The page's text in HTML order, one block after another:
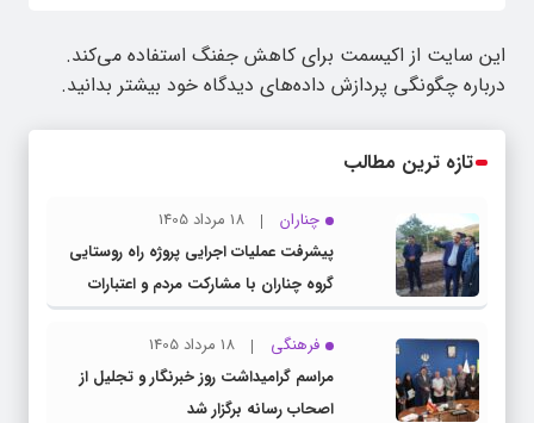
این سایت از اکیسمت برای کاهش جفنگ استفاده می‌کند.
درباره چگونگی پردازش داده‌های دیدگاه خود بیشتر بدانید.
تازه ترین مطالب
چناران
18 مرداد 1405
پیشرفت عملیات اجرایی پروژه راه روستایی
گروه چناران با مشارکت مردم و اعتبارات
دولتی
فرهنگی
18 مرداد 1405
مراسم گرامیداشت روز خبرنگار و تجلیل از
اصحاب رسانه برگزار شد